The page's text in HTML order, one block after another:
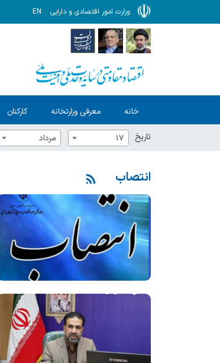
وزارت امور اقتصادی و دارایی EN
خانه معرفی وزارتخانه کارکنان
تاریخ 17 مرداد
انتصاب